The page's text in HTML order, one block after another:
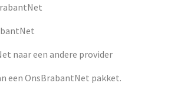
naar een andere provider
een OnsBrabantNet pakket.